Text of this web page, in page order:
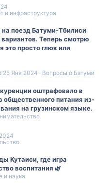
и инфраструктура
поезд Батуми-Тбилиси
Теперь смотрю
это просто глюк или
Вопросы о Батуми
25 Янв 2024
оштрафовало в
общественного питания из-
на грузинском языке.
Кутаиси, где игра
воспитания 🌿
и наука